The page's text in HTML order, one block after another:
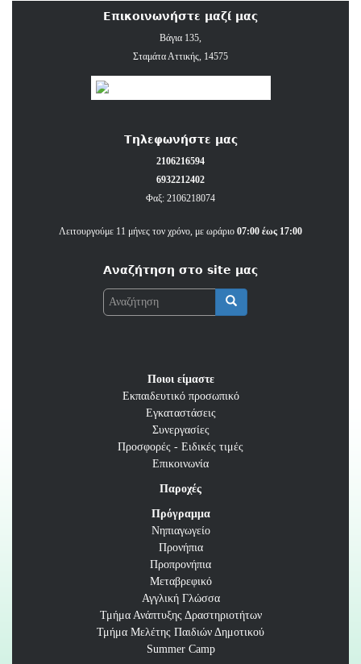
Θρησκευμάτων (παιδιά 5 έως 6 ετών)
Επικοινωνήστε μαζί μας
Βάγια 135,
Σταμάτα Αττικής, 14575
Τηλεφωνήστε μας
2106216594
6932212402
Φαξ: 2106218074
Λειτουργούμε 11 μήνες τον χρόνο, με ωράριο 07:00 έως 17:00
Αναζήτηση στο site μας
Ποιοι είμαστε
Εκπαιδευτικό προσωπικό
Εγκαταστάσεις
Συνεργασίες
Προσφορές - Ειδικές τιμές
Επικοινωνία
Παροχές
Πρόγραμμα
Νηπιαγωγείο
Προνήπια
Προπρονήπια
Μεταβρεφικό
Αγγλική Γλώσσα
Τμήμα Ανάπτυξης Δραστηριοτήτων
Τμήμα Μελέτης Παιδιών Δημοτικού
Summer Camp